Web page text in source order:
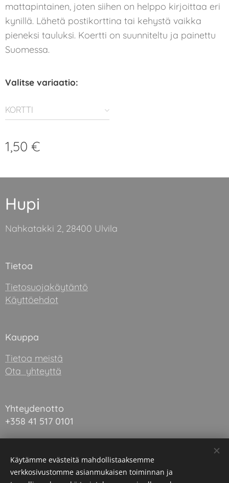
mattapintainen, joten siihen on helppo kirjoittaa eri
kynillä. Lähetä postikorttina tai kehystä vaikka
pieneksi tauluksi. Koertti on suunniteltu ja painettu
Suomessa.
Valitse variaatio:
KORTTI
1,50 €
Hupi
Nahkatakki 2, 28400 Ulvila
Tietoa
Tietosuojakäytäntö
Käyttöehdot
Kauppa
Tietoa meistä
Ota yhteyttä
Yhteydenotto
+358 41 517 0101
hupi@hupilapset.com
Käytämme evästeitä mahdollistaaksemme
verkkosivustomme asianmukaisen toiminnan ja